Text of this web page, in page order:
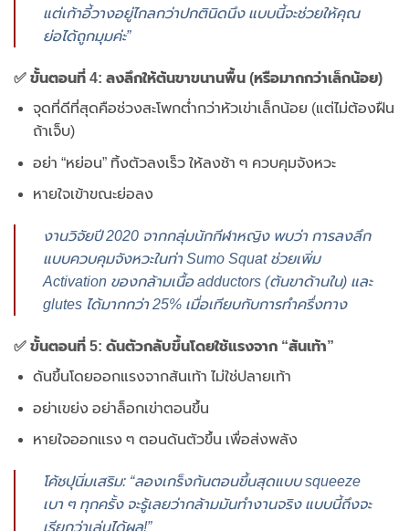
แต่เก้าอี้วางอยู่ไกลกว่าปกตินิดนึง แบบนี้จะช่วยให้คุณ
ย่อได้ถูกมุมค่ะ”
✅ ขั้นตอนที่ 4: ลงลึกให้ต้นขาขนานพื้น (หรือมากกว่าเล็กน้อย)
จุดที่ดีที่สุดคือช่วงสะโพกต่ำกว่าหัวเข่าเล็กน้อย (แต่ไม่ต้องฝืน
ถ้าเจ็บ)
อย่า “หย่อน” ทิ้งตัวลงเร็ว ให้ลงช้า ๆ ควบคุมจังหวะ
หายใจเข้าขณะย่อลง
งานวิจัยปี 2020 จากกลุ่มนักกีฬาหญิง พบว่า การลงลึก
แบบควบคุมจังหวะในท่า Sumo Squat ช่วยเพิ่ม
Activation ของกล้ามเนื้อ adductors (ต้นขาด้านใน) และ
glutes ได้มากกว่า 25% เมื่อเทียบกับการทำครึ่งทาง
✅ ขั้นตอนที่ 5: ดันตัวกลับขึ้นโดยใช้แรงจาก “ส้นเท้า”
ดันขึ้นโดยออกแรงจากส้นเท้า ไม่ใช่ปลายเท้า
อย่าเขย่ง อย่าล็อกเข่าตอนขึ้น
หายใจออกแรง ๆ ตอนดันตัวขึ้น เพื่อส่งพลัง
โค้ชปุนิ่มเสริม: “ลองเกร็งก้นตอนขึ้นสุดแบบ squeeze
เบา ๆ ทุกครั้ง จะรู้เลยว่ากล้ามมันทำงานจริง แบบนี้ถึงจะ
เรียกว่าเล่นได้ผล!”